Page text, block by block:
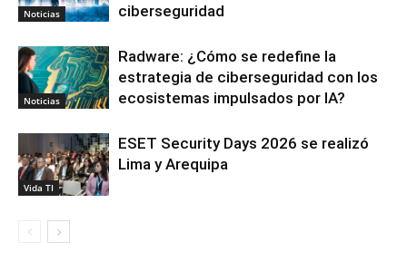
Noticias
ciberseguridad
Noticias
Radware: ¿Cómo se redefine la
estrategia de ciberseguridad con los
ecosistemas impulsados por IA?
Vida TI
ESET Security Days 2026 se realizó
Lima y Arequipa